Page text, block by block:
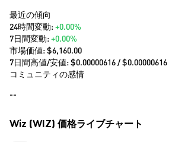
最近の傾向
24時間変動:+0.00%
7日間変動:+0.00%
市場価値:$6,160.00
7日間高値/安値: $0.00000616/ $0.00000616
コミュニティの感情
--
Wiz (WIZ) 価格ライブチャート